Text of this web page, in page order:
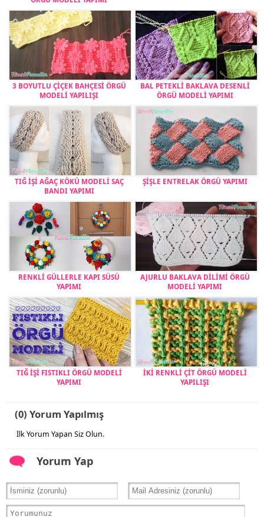
3 BOYUTLU ÇİÇEK BAHÇESİ ÖRGÜ
MODELİ YAPILIŞI
BAL PETEKLİ BAKLAVA DESENLİ
ÖRGÜ MODELİ YAPIMI
TIĞ İŞİ AĞAÇ KÖKÜ MODELİ SAÇ
BANDI YAPIMI
ŞİŞLE ENTRELAK ÖRGÜ YAPIMI
RENKLİ GÜLLERLE KAPI SÜSÜ
YAPIMI
AJURLU BAKLAVA DİLİMİ ÖRGÜ
MODELİ YAPIMI
TIĞ İŞİ FISTIKLI ÖRGÜ MODELİ
YAPIMI
İKİ RENKLİ ÇİT ÖRGÜ MODELİ
YAPILIŞI
(0) Yorum Yapılmış
İlk Yorum Yapan Siz Olun.
Yorum Yap